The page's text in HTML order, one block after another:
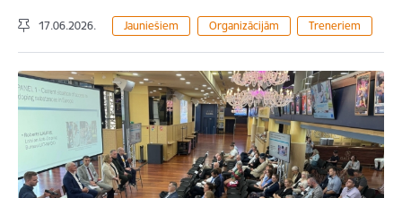
17.06.2026. Jauniešiem Organizācijām Treneriem